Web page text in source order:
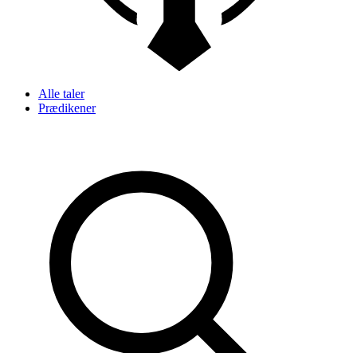
Alle taler
Prædikener